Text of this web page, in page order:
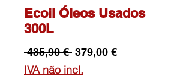
Ecoil Óleos Usados
300L
435,90 € Preço
normal
379,00 €Preço
IVA não incl.